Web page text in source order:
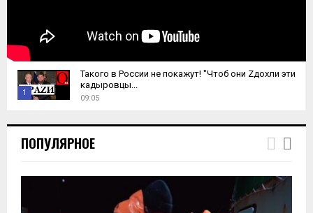
1
h
u
Такого в России не покажут! "Чтоб они Zдохли эти
кадыровцы...
09:05
ПОПУЛЯРНОЕ